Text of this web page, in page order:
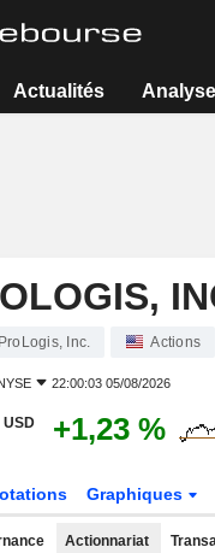
Actualités
Inc. Actions
22:00:03 05/08/2026
USD +1,23 %
Graphiques
Actionnariat